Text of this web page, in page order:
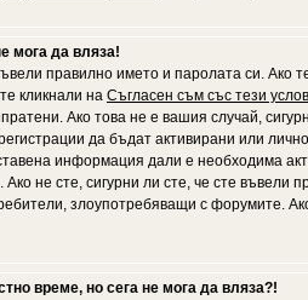
мога да вляза!
правилно името и паролата си. Ако
кликнали на Съгласен съм със тези
Ако това не е вашия случай,
да бъдат активирани или
информация дали е необходима
Ако не сте, сигурни ли сте, че сте
злоупотребяващи с форумите.
време, но сега не мога да вляза?!